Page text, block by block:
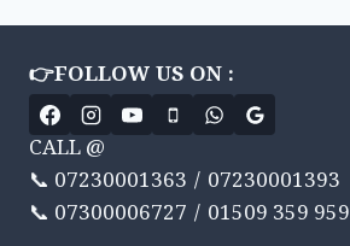
👉FOLLOW US ON :
CALL @
📞 07230001363 / 07230001393
📞 07300006727 / 01509 359 959